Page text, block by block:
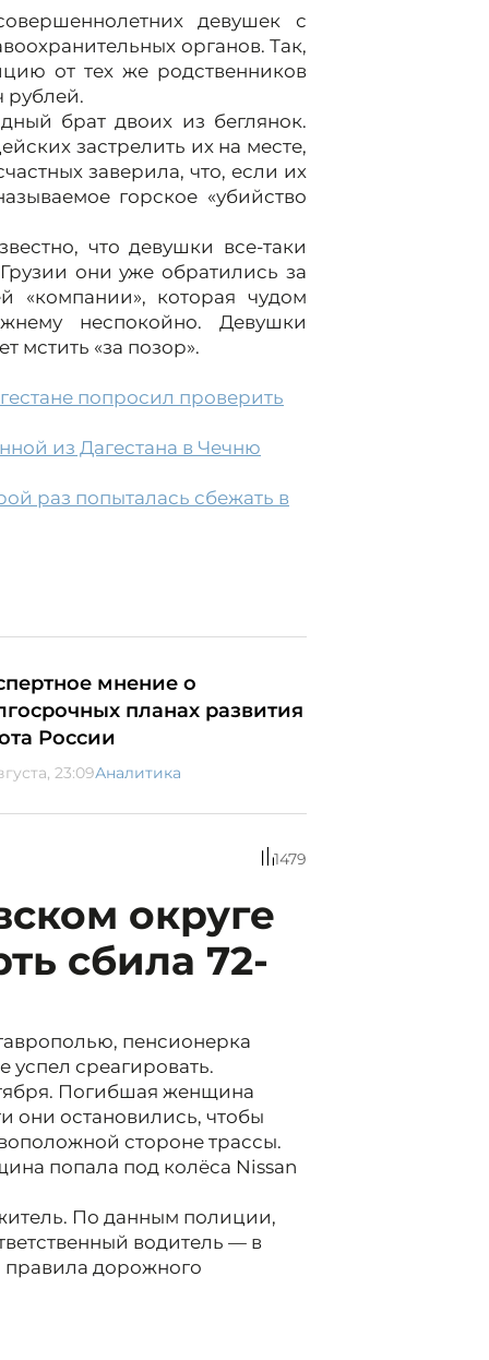
девушек с
органов. Так,
от тех же родственников
рублей.
брат двоих из беглянок.
застрелить их на месте,
заверила, что, если их
горское «убийство
что девушки все-таки
они уже обратились за
которая чудом
неспокойно. Девушки
мстить «за позор».
попросил проверить
из Дагестана в Чечню
раз попыталась сбежать в
мнение о
планах развития
России
23:09Аналитика
1479
округе
сбила 72-
пенсионерка
среагировать.
Погибшая женщина
они остановились, чтобы
стороне трассы.
попала под колёса Nissan
По данным полиции,
водитель — в
правила дорожного